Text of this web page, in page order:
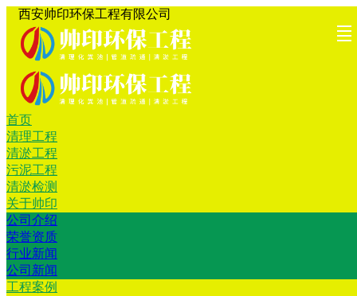
西安帅印环保工程有限公司
首页
首页
清理工程
清淤工程
污泥工程
清淤检测
关于帅印
公司介绍
荣誉资质
行业新闻
公司新闻
工程案例